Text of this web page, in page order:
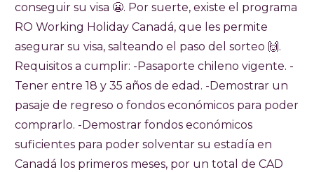
conseguir su visa ​😬​. Por suerte, existe el programa
RO Working Holiday Canadá, que les permite
asegurar su visa, salteando el paso del sorteo 🙌​.
Requisitos a cumplir: -Pasaporte chileno vigente. -
Tener entre 18 y 35 años de edad. -Demostrar un
pasaje de regreso o fondos económicos para poder
comprarlo. -Demostrar fondos económicos
suficientes para poder solventar su estadía en
Canadá los primeros meses, por un total de CAD